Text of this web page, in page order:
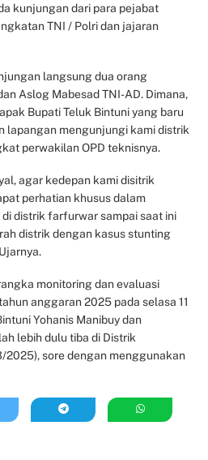
kunjungan dari para pejabat
TNI / Polri dan jajaran
langsung dua orang
Aslog Mabesad TNI-AD. Dimana,
Bupati Teluk Bintuni yang baru
lapangan mengunjungi kami distrik
perwakilan OPD teknisnya.
agar kedepan kami disitrik
perhatian khusus dalam
distrik farfurwar sampai saat ini
distrik dengan kasus stunting
monitoring dan evaluasi
anggaran 2025 pada selasa 11
Yohanis Manibuy dan
lebih dulu tiba di Distrik
2025), sore dengan menggunakan